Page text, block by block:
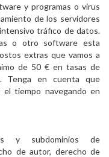
y programas o virus
de los servidores
tráfico de datos.
o otro software esta
extras que vamos a
de 50 € en tasas de
Tenga en cuenta que
tiempo navegando en
y subdominios de
de autor, derecho de